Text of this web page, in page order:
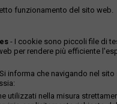
funzionamento del sito web.
- I cookie sono piccoli file di
per rendere più efficiente
informa che navigando nel
utilizzati nella misura